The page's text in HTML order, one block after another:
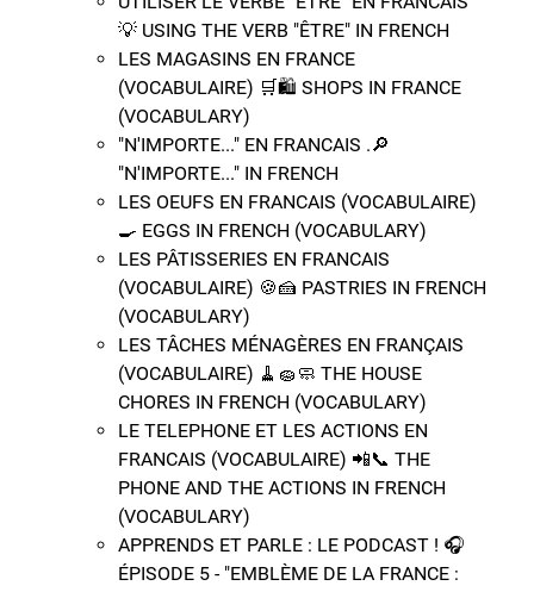
💡​ USING THE VERB "ÊTRE" IN FRENCH
LES MAGASINS EN FRANCE ​
(VOCABULAIRE) 🛒​🛍️​ SHOPS IN FRANCE
(VOCABULARY)
"N'IMPORTE..." EN FRANCAIS .🔎​
"N'IMPORTE..." IN FRENCH
LES OEUFS EN FRANCAIS (VOCABULAIRE)
🍳​ EGGS IN FRENCH (VOCABULARY)
LES PÂTISSERIES EN FRANCAIS
(VOCABULAIRE) 🍪​🍰​ PASTRIES IN FRENCH
(VOCABULARY)
LES TÂCHES MÉNAGÈRES EN FRANÇAIS ​
(VOCABULAIRE) 🧹​🧽​🧼​​ THE HOUSE
CHORES IN FRENCH (VOCABULARY)
LE TELEPHONE ET LES ACTIONS EN
FRANCAIS (VOCABULAIRE) 📲​📞​ THE
PHONE AND THE ACTIONS IN FRENCH
(VOCABULARY)
APPRENDS ET PARLE : LE PODCAST ! 🎧
ÉPISODE 5 - "EMBLÈME DE LA FRANCE :